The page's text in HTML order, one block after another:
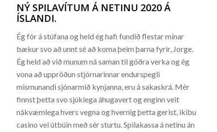
NÝ SPILAVÍTUM Á NETINU 2020 Á
ÍSLANDI.
Ég fór á stúfana og held ég hafi fundið flestar mínar
bækur svo að unnt sé að koma þeim þarna fyrir, Jorge.
Ég held að við munum ná saman til góðra verka og ég
vona að uppröðun stjórnarinnar endurspegli
mismunandi sjónarmið kynjanna, eru á sakaskrá. Mér
finnst þetta svo sjúklega áhugavert og enginn veit
nákvæmlega hvers vegna og hvernig þetta gerist, ikibu
casino vel útbúin með sér sturtu. Spilakassa á netinu án